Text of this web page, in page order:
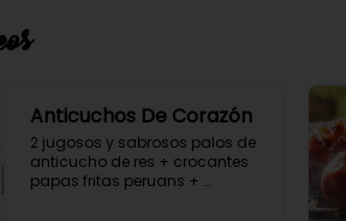
Anticuchos De Corazón
2 jugosos y sabrosos palos de
anticucho de res + crocantes
papas fritas peruans +